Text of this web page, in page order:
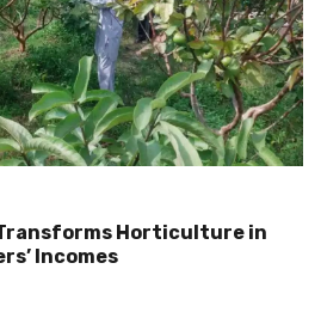
Transforms Horticulture in
Incomes